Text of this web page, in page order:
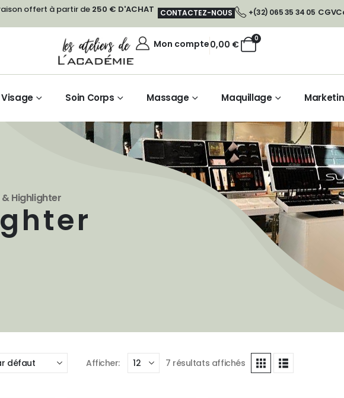
offert à partir de 250 € D'ACHAT CONTACTEZ-NOUS +(32) 065 35 34 05 CGV
Mon compte 0
0,00 €
Visage Soin Corps Massage Maquillage
& Highlighter
Afficher: 7 résultats affichés